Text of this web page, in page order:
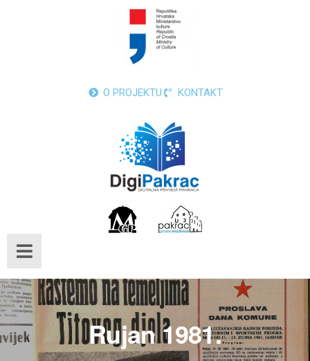
O PROJEKTU KONTAKT
Rujan 1981.